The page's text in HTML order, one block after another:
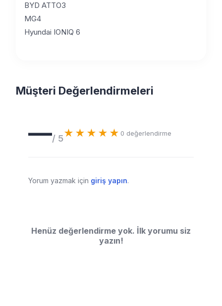
BYD ATTO3
MG4
Hyundai IONIQ 6
Müşteri Değerlendirmeleri
—/ 5★★★★★ 0 değerlendirme
Yorum yazmak için giriş yapın.
Henüz değerlendirme yok. İlk yorumu siz
yazın!